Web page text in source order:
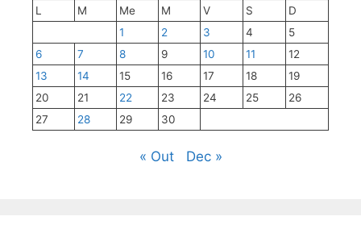
L
M Me M V S
D
1
2 3 4
5
6
7 8 9 10 11
12
13
14 15 16 17 18
19
20
21 22 23 24 25
26
27
28 29 30
« Out Dec »